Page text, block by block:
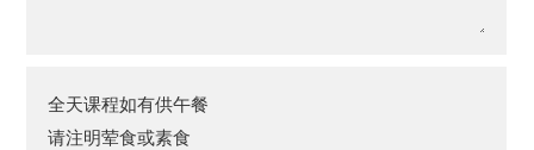
全天课程如有供午餐
请注明荤食或素食